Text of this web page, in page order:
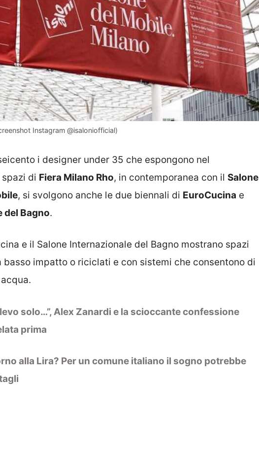
Instagram @isaloniofficial)
i designer under 35 che espongono nel
spazi di Fiera Milano Rho, in contemporanea con il Salone
, si svolgono anche le due biennali di EuroCucina e
del Bagno.
e il Salone Internazionale del Bagno mostrano spazi
impatto o riciclati e con sistemi che consentono di
solo…”, Alex Zanardi e la scioccante confessione
prima
alla Lira? Per un comune italiano il sogno potrebbe